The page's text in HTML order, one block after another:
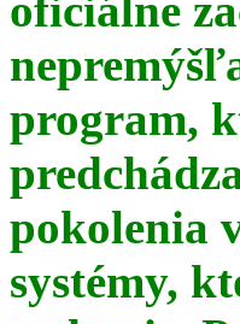
program,
pokolenia
systémy,